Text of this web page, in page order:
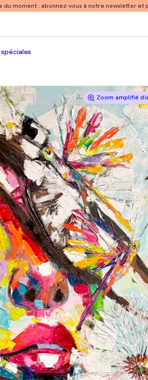
du moment : abonnez-vous à notre newsletter et
Zoom amplifié